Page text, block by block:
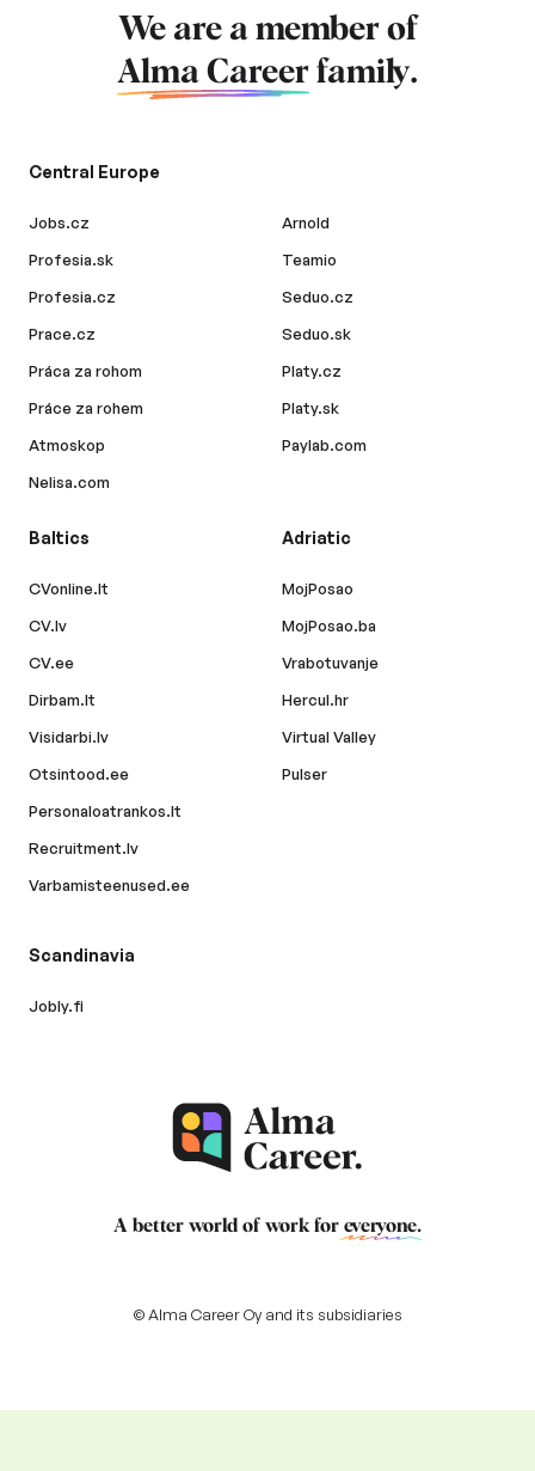
We are a member of
Alma Career family.
Central Europe
Jobs.cz
Profesia.sk
Profesia.cz
Prace.cz
Práca za rohom
Práce za rohem
Atmoskop
Nelisa.com
Arnold
Teamio
Seduo.cz
Seduo.sk
Platy.cz
Platy.sk
Paylab.com
Baltics
CVonline.lt
CV.lv
CV.ee
Dirbam.lt
Visidarbi.lv
Otsintood.ee
Personaloatrankos.lt
Recruitment.lv
Varbamisteenused.ee
Adriatic
MojPosao
MojPosao.ba
Vrabotuvanje
Hercul.hr
Virtual Valley
Pulser
Scandinavia
Jobly.fi
A better world of work for everyone.
© Alma Career Oy and its subsidiaries